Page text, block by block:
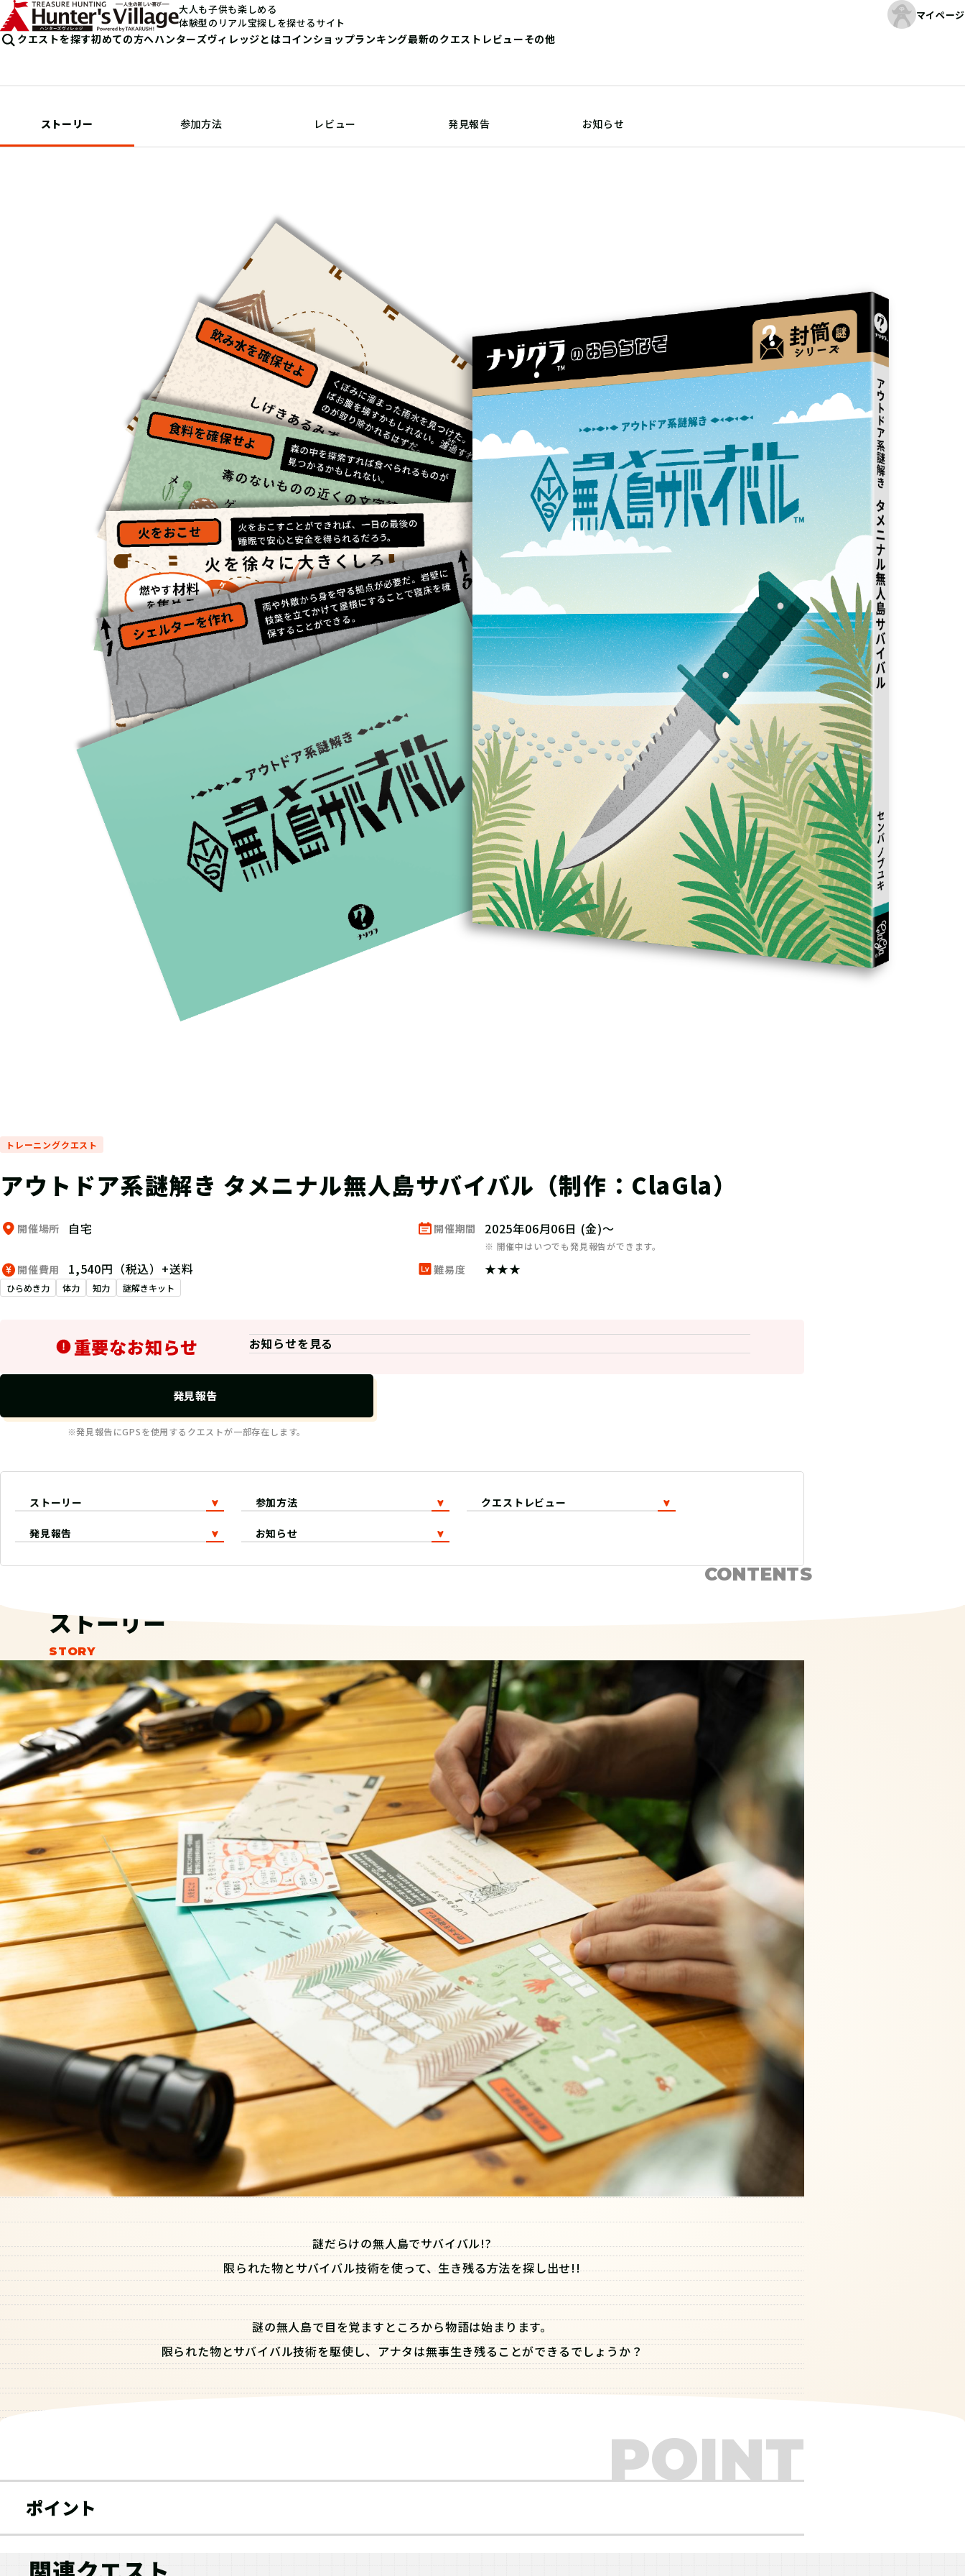
大人も子供も楽しめる
体験型のリアル宝探しを探せるサイト
マイページ
クエストを探す初めての方へハンターズヴィレッジとはコインショップランキング最新のクエストレビューその他
ストーリー 参加方法 レビュー 発見報告 お知らせ
トレーニングクエスト
アウトドア系謎解き タメニナル無人島サバイバル（制作：ClaGla）
開催場所 自宅 開催期間 2025年06月06日 (金)～
※ 開催中はいつでも発見報告ができます。
開催費用 1,540円（税込）+送料 難易度 ★★★
ひらめき力 体力 知力 謎解きキット
重要なお知らせ お知らせを見る
発見報告
※発見報告にGPSを使用するクエストが一部存在します。
CONTENTS
ストーリー 参加方法 クエストレビュー
発見報告 お知らせ
ストーリー
謎だらけの無人島でサバイバル!?
限られた物とサバイバル技術を使って、生き残る方法を探し出せ!!
謎の無人島で目を覚ますところから物語は始まります。
限られた物とサバイバル技術を駆使し、アナタは無事生き残ることができるでしょうか？
POINT
ポイント